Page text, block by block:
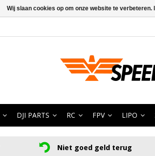
DJI PARTS RC FPV LIPO
Niet goed geld terug
Wij slaan cookies op om onze website te verbeteren.